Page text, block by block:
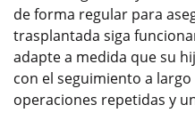
de forma regular para
trasplantada siga
adapte a medida que su
con el seguimiento a
operaciones repetidas y